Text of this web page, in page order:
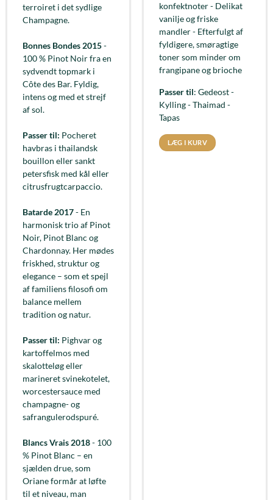
terroiret i det sydlige
Champagne.
Bonnes Bondes 2015-
100 % Pinot Noir fra en
sydvendt topmark i
Côte des Bar. Fyldig,
intens og med et strejf
af sol.
Passer til: Pocheret
havbras i thailandsk
bouillon eller sankt
petersfisk med kål eller
citrusfrugtcarpaccio.
Batarde 2017- En
harmonisk trio af Pinot
Noir, Pinot Blanc og
Chardonnay. Her mødes
friskhed, struktur og
elegance – som et spejl
af familiens filosofi om
balance mellem
tradition og natur.
Passer til: Pighvar og
kartoffelmos med
skalotteløg eller
marineret svinekotelet,
worcestersauce med
champagne- og
safrangulerodspuré.
Blancs Vrais 2018- 100
% Pinot Blanc – en
sjælden drue, som
Oriane formår at løfte
til et niveau, man
konfektnoter - Delikat
vanilje og friske
mandler - Efterfulgt af
fyldigere, smøragtige
toner som minder om
frangipane og brioche
Passer til: Gedeost -
Kylling - Thaimad -
Tapas
LÆG I KURV